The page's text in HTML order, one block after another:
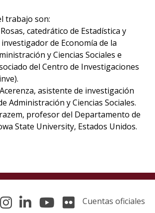
trabajo son:
catedrático de Estadística y
de Economía de la
y Ciencias Sociales e
del Centro de Investigaciones
asistente de investigación
Administración y Ciencias Sociales.
profesor del Departamento de
State University, Estados Unidos.
Cuentas oficiales